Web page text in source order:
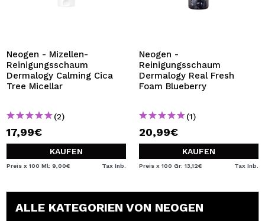
Neogen - Mizellen-
Reinigungsschaum
Dermalogy Calming Cica
Tree Micellar
(2)
17,99€
KAUFEN
Preis x 100 Ml: 9,00€ Tax Inb.
Neogen -
Reinigungsschaum
Dermalogy Real Fresh
Foam Blueberry
(1)
20,99€
KAUFEN
Preis x 100 Gr: 13,12€ Tax Inb.
ALLE KATEGORIEN VON NEOGEN